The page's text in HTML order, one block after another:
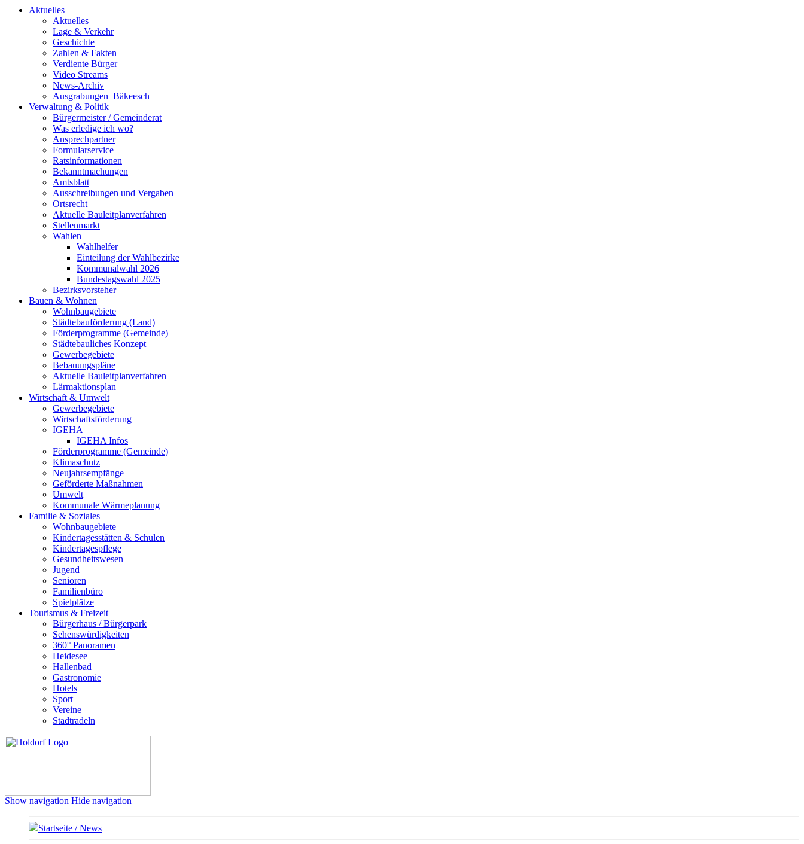
Aktuelles
Aktuelles
Lage & Verkehr
Geschichte
Zahlen & Fakten
Verdiente Bürger
Video Streams
News-Archiv
Ausgrabungen_Bäkeesch
Verwaltung & Politik
Bürgermeister / Gemeinderat
Was erledige ich wo?
Ansprechpartner
Formularservice
Ratsinformationen
Bekanntmachungen
Amtsblatt
Ausschreibungen und Vergaben
Ortsrecht
Aktuelle Bauleitplanverfahren
Stellenmarkt
Wahlen
Wahlhelfer
Einteilung der Wahlbezirke
Kommunalwahl 2026
Bundestagswahl 2025
Bezirksvorsteher
Bauen & Wohnen
Wohnbaugebiete
Städtebauförderung (Land)
Förderprogramme (Gemeinde)
Städtebauliches Konzept
Gewerbegebiete
Bebauungspläne
Aktuelle Bauleitplanverfahren
Lärmaktionsplan
Wirtschaft & Umwelt
Gewerbegebiete
Wirtschaftsförderung
IGEHA
IGEHA Infos
Förderprogramme (Gemeinde)
Klimaschutz
Neujahrsempfänge
Geförderte Maßnahmen
Umwelt
Kommunale Wärmeplanung
Familie & Soziales
Wohnbaugebiete
Kindertagesstätten & Schulen
Kindertagespflege
Gesundheitswesen
Jugend
Senioren
Familienbüro
Spielplätze
Tourismus & Freizeit
Bürgerhaus / Bürgerpark
Sehenswürdigkeiten
360° Panoramen
Heidesee
Hallenbad
Gastronomie
Hotels
Sport
Vereine
Stadtradeln
Show navigation Hide navigation
Startseite / News